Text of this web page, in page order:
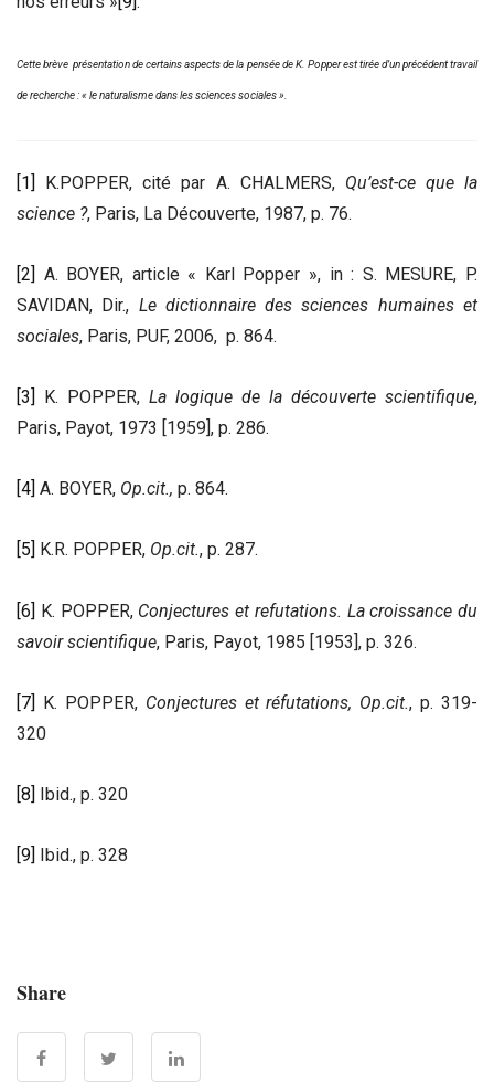
Cette brève présentation de certains aspects de la pensée de K. Popper est tirée d’un précédent travail
de recherche : « le naturalisme dans les sciences sociales ».
[1] K.POPPER, cité par A. CHALMERS, Qu’est-ce que la
science ?, Paris, La Découverte, 1987, p. 76.
[2] A. BOYER, article « Karl Popper », in : S. MESURE, P.
SAVIDAN, Dir., Le dictionnaire des sciences humaines et
sociales, Paris, PUF, 2006, p. 864.
[3] K. POPPER, La logique de la découverte scientifique,
Paris, Payot, 1973 [1959], p. 286.
[4] A. BOYER, Op.cit., p. 864.
[5] K.R. POPPER, Op.cit., p. 287.
[6] K. POPPER, Conjectures et refutations. La croissance du
savoir scientifique, Paris, Payot, 1985 [1953], p. 326.
[7] K. POPPER, Conjectures et réfutations, Op.cit., p. 319-
320
[8] Ibid., p. 320
[9] Ibid., p. 328
Share